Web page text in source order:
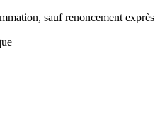
sauf renoncement exprès